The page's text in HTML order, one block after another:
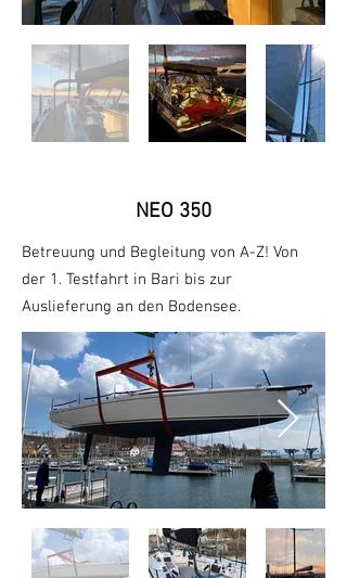
NEO 350
Betreuung und Begleitung von A-Z! Von
der 1. Testfahrt in Bari bis zur
Auslieferung an den Bodensee.